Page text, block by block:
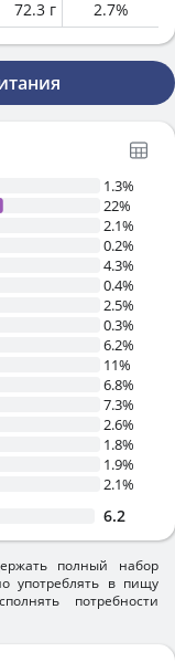
72.3 г 2.7%
1.3%
22%
2.1%
0.2%
4.3%
0.4%
2.5%
0.3%
6.2%
11%
6.8%
7.3%
2.6%
1.8%
1.9%
2.1%
6.2
полный набор
употреблять в пищу
потребности